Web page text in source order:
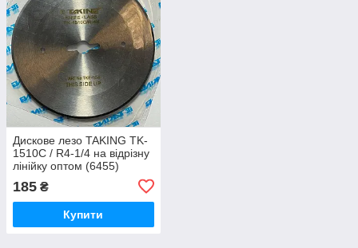
Дискове лезо TAKING TK-
1510C / R4-1/4 на відрізну
лінійку оптом (6455)
185 ₴
Купити